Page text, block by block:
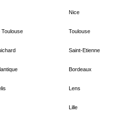
Toulouse
Nice
Toulouse
Saint-Etienne
Bordeaux
Lens
Lille